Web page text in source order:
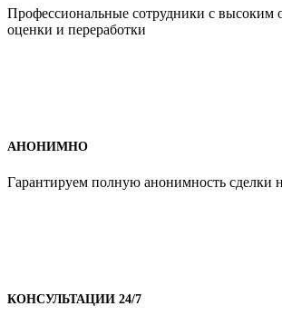
Профессиональные сотрудники с высоким
оценки и переработки
АНОНИМНО
Гарантируем полную анонимность сделки
КОНСУЛЬТАЦИИ 24/7